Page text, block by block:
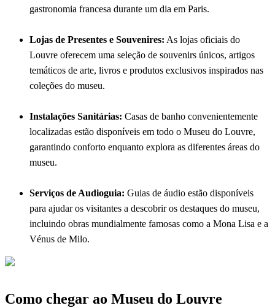
gastronomia francesa durante um dia em Paris.
Lojas de Presentes e Souvenires: As lojas oficiais do
Louvre oferecem uma seleção de souvenirs únicos, artigos
temáticos de arte, livros e produtos exclusivos inspirados nas
coleções do museu.
Instalações Sanitárias: Casas de banho convenientemente
localizadas estão disponíveis em todo o Museu do Louvre,
garantindo conforto enquanto explora as diferentes áreas do
museu.
Serviços de Audioguia: Guias de áudio estão disponíveis
para ajudar os visitantes a descobrir os destaques do museu,
incluindo obras mundialmente famosas como a Mona Lisa e a
Vénus de Milo.
Como chegar ao Museu do Louvre